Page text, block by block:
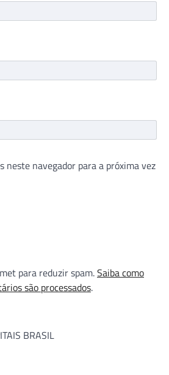
neste navegador para a próxima vez
para reduzir spam.Saiba como
são processados.
BRASIL